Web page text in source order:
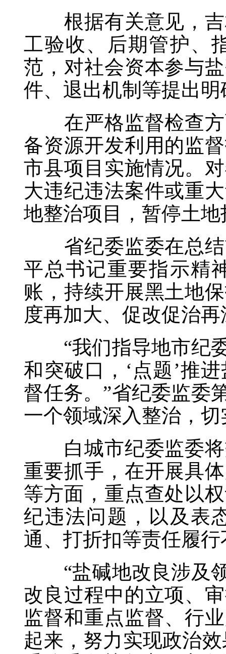
根据有关意见，吉
工验收、后期管护、
范，对社会资本参与
件、退出机制等提出
在严格监督检查方
备资源开发利用的监
市县项目实施情况。
大违纪违法案件或重
地整治项目，暂停土
省纪委监委在总结
平总书记重要指示精
账，持续开展黑土地
度再加大、促改促治
“我们指导地市纪委
和突破口，‘点题’推
督任务。”省纪委监委
一个领域深入整治，
白城市纪委监委将
重要抓手，在开展具
等方面，重点查处以
纪违法问题，以及表
通、打折扣等责任履
“盐碱地改良涉及领
改良过程中的立项、
监督和重点监督、行
起来，努力实现政治